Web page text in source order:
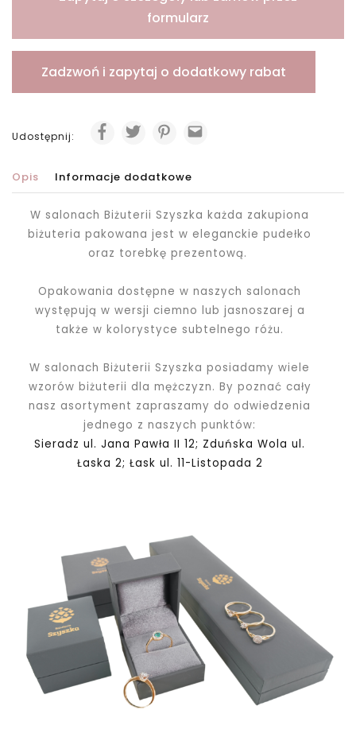
formularz
Zadzwoń i zapytaj o dodatkowy rabat
Udostępnij:
Opis Informacje dodatkowe
W salonach Biżuterii Szyszka każda zakupiona
biżuteria pakowana jestw eleganckie pudełko
oraz torebkę prezentową.
Opakowania dostępne w naszych salonach
występują w wersji ciemno lub jasnoszarej a
także w kolorystyce subtelnego różu.
W salonach Biżuterii Szyszka posiadamy wiele
wzorów biżuterii dla mężczyzn. By poznać cały
nasz asortyment zapraszamy do odwiedzenia
jednego z naszych punktów:
Sieradz ul. Jana Pawła II 12; Zduńska Wola ul.
Łaska 2; Łask ul. 11-Listopada 2